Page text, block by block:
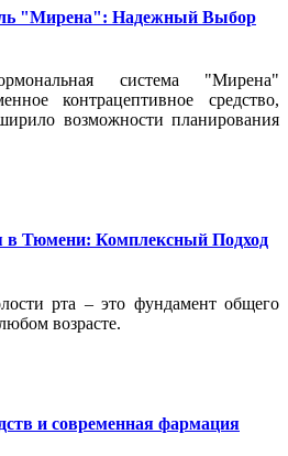
"Мирена": Надежный Выбор
система "Мирена"
контрацептивное средство,
возможности планирования
в Тюмени: Комплексный Подход
рта – это фундамент общего
возрасте.
и современная фармация